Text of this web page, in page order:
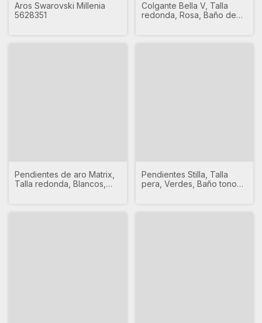
Aros Swarovski Millenia
5628351
Colgante Bella V, Talla
redonda, Rosa, Baño de
Pendientes de aro Matrix,
Talla redonda, Blancos,
Pendientes Stilla, Talla
pera, Verdes, Baño tono